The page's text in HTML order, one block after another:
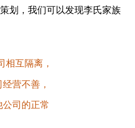
划，我们可以发现李氏家族
相互隔离，
营不善，
司的正常